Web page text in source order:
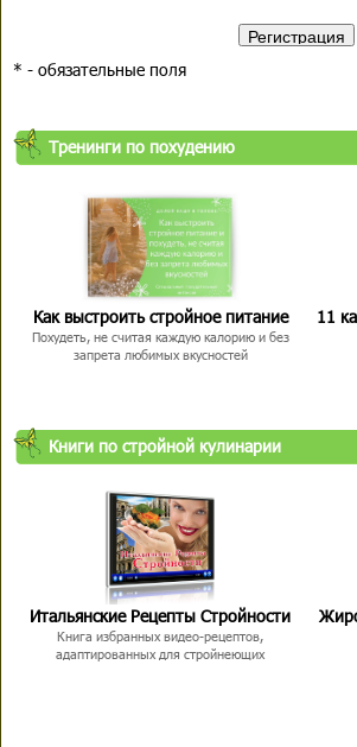
* - обязательные поля
Тренинги по похудению
Как выстроить стройное питание
Похудеть, не считая каждую калорию и без
запрета любимых вкусностей
11
Книги по стройной кулинарии
Итальянские Рецепты Стройности
Книга избранных видео-рецептов,
адаптированных для стройнеющих